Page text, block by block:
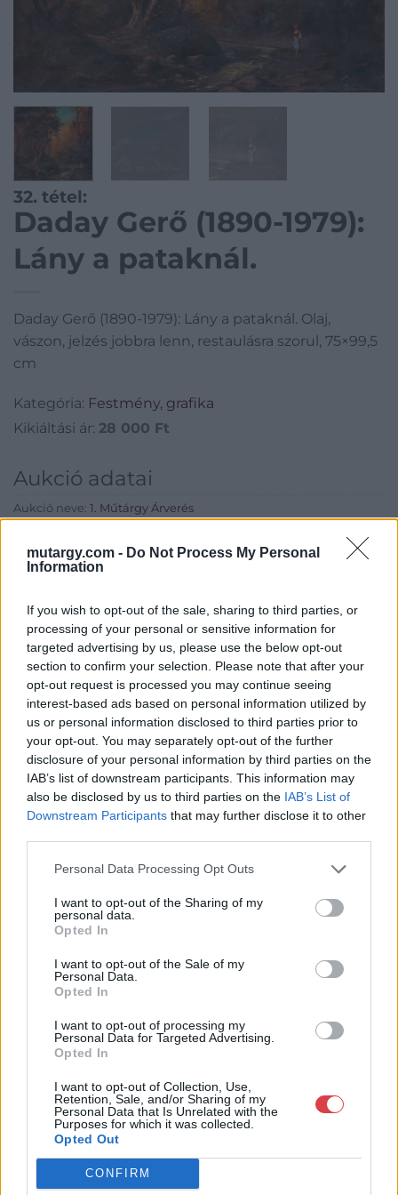
mutargy.com - Do Not Process My Personal
Information
If you wish to opt-out of the sale, sharing to third parties, or
processing of your personal or sensitive information for
targeted advertising by us, please use the below opt-out
section to confirm your selection. Please note that after your
opt-out request is processed you may continue seeing
interest-based ads based on personal information utilized by
us or personal information disclosed to third parties prior to
your opt-out. You may separately opt-out of the further
disclosure of your personal information by third parties on the
IAB’s list of downstream participants. This information may
also be disclosed by us to third parties on the IAB’s List of
Downstream Participants that may further disclose it to other
Personal Data Processing Opt Outs
I want to opt-out of the Sharing of my
personal data.
Opted In
I want to opt-out of the Sale of my
Personal Data.
Opted In
I want to opt-out of processing my
Personal Data for Targeted Advertising.
Opted In
I want to opt-out of Collection, Use,
Retention, Sale, and/or Sharing of my
Personal Data that Is Unrelated with the
Purposes for which it was collected.
Opted Out
CONFIRM
32. tétel:
Daday Gerő (1890-1979):
Lány a pataknál.
Daday Gerő (1890-1979): Lány a pataknál. Olaj,
vászon, jelzés jobbra lenn, restaulásra szorul, 75×99,5
cm
Kategória: Festmény, grafika
Kikiáltási ár: 28 000 Ft
Aukció adatai
Aukció neve: 1. Műtárgy Árverés
Aukció ideje: 20:00
Tételszám: 32
Eladó adatai
Eladó:Képíró Galéria
Cím: Ozoli Dániel
Ozoli Dániel E.V.
Budapest
Képíró u.5.
Fsz./2.
1053
Weboldal:
Bemutatkozás: Belváros szívében kortárs képzőművészeti,
iparművészeti alkotásokkal és különleges antik, retró művészi
tárgyakkal várjuk szeretettel.
GALÉRIA TOVÁBBI MŰTÁRGYAI
KAPCSOLÓDÓ MŰTÁRGYAK